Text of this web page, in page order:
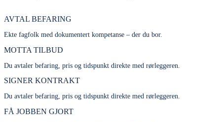
AVTAL BEFARING
Ekte fagfolk med dokumentert kompetanse – der du bor.
MOTTA TILBUD
Du avtaler befaring, pris og tidspunkt direkte med rørleggeren.
SIGNER KONTRAKT
Du avtaler befaring, pris og tidspunkt direkte med rørleggeren.
FÅ JOBBEN GJORT